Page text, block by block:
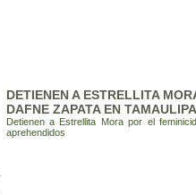
DETIENEN A ESTRELLITA
DAFNE ZAPATA EN
Detienen a Estrellita Mora por el
aprehendidos